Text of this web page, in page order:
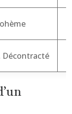
Décontracté